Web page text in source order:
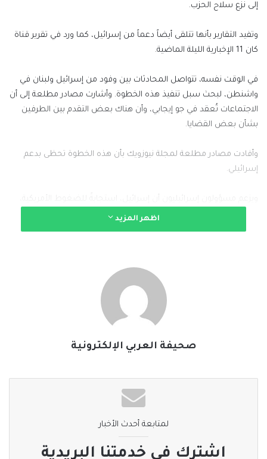
إلى نزع سلاح الحزب.
وتفيد التقارير بأنها تتلقى أيضاً دعماً من إسرائيل، كما ورد في تقرير قناة
كان 11 الإخبارية الليلة الماضية.
في الوقت نفسه، تتواصل المحادثات بين وفود من إسرائيل ولبنان في
واشنطن، لبحث سبل تنفيذ هذه الخطوة. وأشارت مصادر مطلعة إلى أن
الاجتماعات تُعقد في جو إيجابي، وأن هناك بعض التقدم بين الطرفين
بشأن بعض القضايا.
وأفادت مصادر مطلعة لمجلة نيوزويك بأن هذه الخطوة تحظى بدعم
إسرائيلي.
ستمتنع عن مهاجمة الضاحية في بيروت كجزء من الاتفاقيات. إلا أن
واشنطن أكدت وجود قوات برية تابعة للجيش الإسرائيلي في جنوب لبنان،
#صحيفة_العربي_الالكترونية
اظهر المزيد
صحيفة العربي الإلكترونية
لمتابعة أحدث الأخبار
اشترك في خدمتنا البريدية